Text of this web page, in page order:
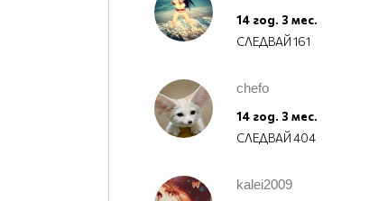
14 год. 3 мес.
СЛЕДВАЙ161
chefo
14 год. 3 мес.
СЛЕДВАЙ404
kalei2009